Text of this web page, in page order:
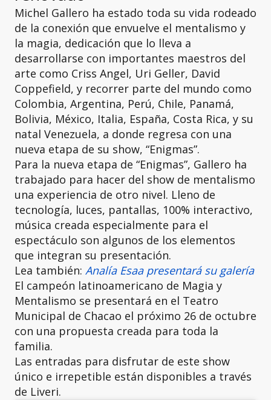
Michel Gallero ha estado toda su vida rodeado
de la conexión que envuelve el mentalismo y
la magia, dedicación que lo lleva a
desarrollarse con importantes maestros del
arte como Criss Angel, Uri Geller, David
Coppefield, y recorrer parte del mundo como
Colombia, Argentina, Perú, Chile, Panamá,
Bolivia, México, Italia, España, Costa Rica, y su
natal Venezuela, a donde regresa con una
nueva etapa de su show, “Enigmas”.
Para la nueva etapa de “Enigmas”, Gallero ha
trabajado para hacer del show de mentalismo
una experiencia de otro nivel. Lleno de
tecnología, luces, pantallas, 100% interactivo,
música creada especialmente para el
espectáculo son algunos de los elementos
que integran su presentación.
Lea también: Analía Esaa presentará su galería
El campeón latinoamericano de Magia y
Mentalismo se presentará en el Teatro
Municipal de Chacao el próximo 26 de octubre
con una propuesta creada para toda la
familia.
Las entradas para disfrutar de este show
único e irrepetible están disponibles a través
de Liveri.